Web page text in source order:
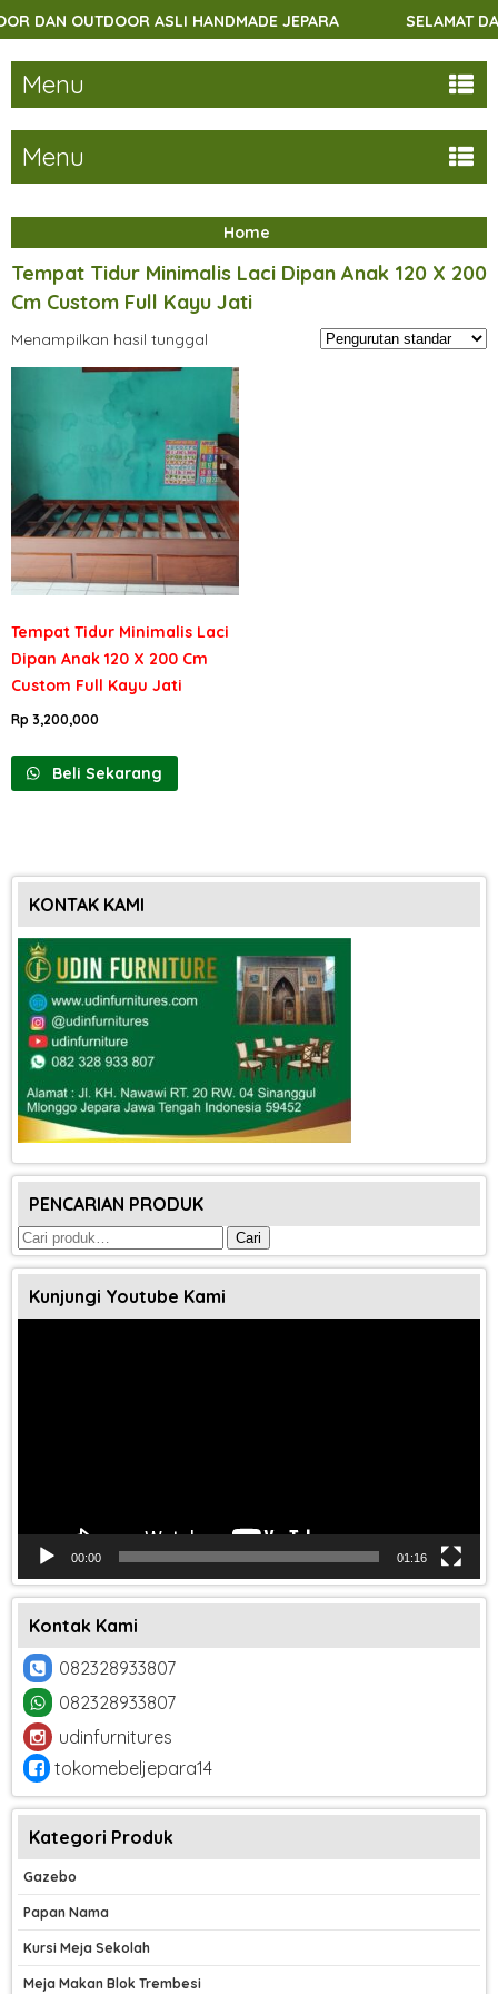
OUTDOOR ASLI HANDMADE JEPARA SELAMAT
Menu
Menu
Home
Tempat Tidur Minimalis Laci Dipan Anak 120 X 200
Cm Custom Full Kayu Jati
Menampilkan hasil tunggal
Tempat Tidur Minimalis Laci
Dipan Anak 120 X 200 Cm
Custom Full Kayu Jati
Rp 3,200,000
Beli Sekarang
KONTAK KAMI
PENCARIAN PRODUK
Pencarian
untuk:
Cari
Kunjungi Youtube Kami
00:00 01:16
Kontak Kami
082328933807
082328933807
udinfurnitures
tokomebeljepara14
Kategori Produk
Gazebo
Papan Nama
Kursi Meja Sekolah
Meja Makan Blok Trembesi